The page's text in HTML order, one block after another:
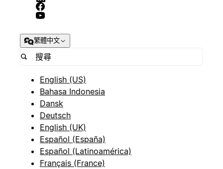
繁體中文
English (US)
Bahasa Indonesia
Dansk
Deutsch
English (UK)
Español (España)
Español (Latinoamérica)
Français (France)